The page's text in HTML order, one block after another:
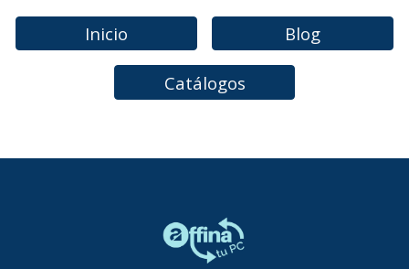
Inicio Blog
Catálogos